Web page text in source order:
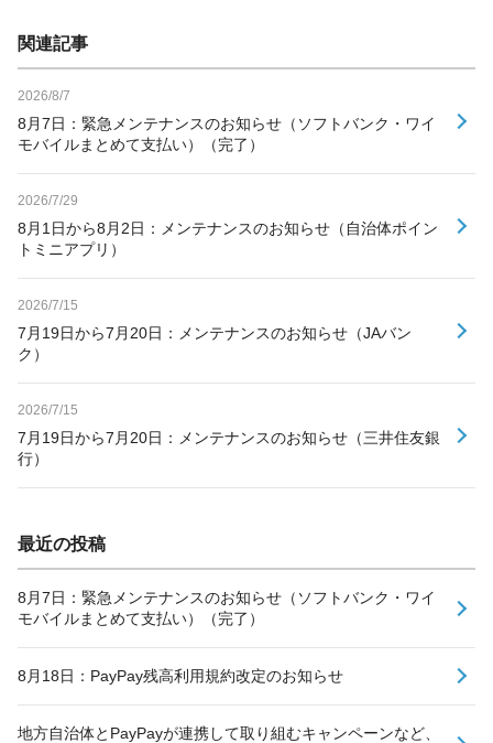
関連記事
2026/8/7
8月7日：緊急メンテナンスのお知らせ（ソフトバンク・ワイ
モバイルまとめて支払い）（完了）
2026/7/29
8月1日から8月2日：メンテナンスのお知らせ（自治体ポイン
トミニアプリ）
2026/7/15
7月19日から7月20日：メンテナンスのお知らせ（JAバン
ク）
2026/7/15
7月19日から7月20日：メンテナンスのお知らせ（三井住友銀
行）
最近の投稿
8月7日：緊急メンテナンスのお知らせ（ソフトバンク・ワイ
モバイルまとめて支払い）（完了）
8月18日：PayPay残高利用規約改定のお知らせ
地方自治体とPayPayが連携して取り組むキャンペーンなど、